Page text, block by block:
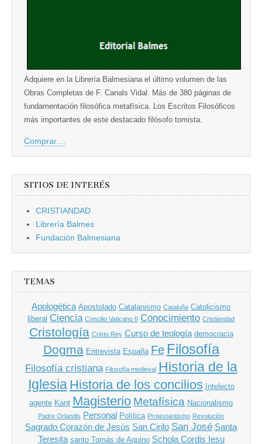
Adquiere en la Librería Balmesiana el último volumen de las
Obras Completas de F. Canals Vidal. Más de 380 páginas de
fundamentación filosófica metafísica. Los Escritos Filosóficos
más importantes de este destacado filósofo tomista.
Comprar....
SITIOS DE INTERÉS
CRISTIANDAD
Librería Balmes
Fundación Balmesiana
TEMAS
Apologética Apostolado Catalanismo Cataluña Catolicismo
liberal Ciencia Concilio Vaticano II Conocimiento Cristiandad
Cristología Cristo Rey Curso de teología democracia
Dogma Entrevista España Fe Filosofía
Filosofía cristiana Filosofía medieval Historia de la
Iglesia Historia de los concilios Intelecto
agente Kant Magisterio Metafísica Nacionalismo
Padre Orlandis Personal Política Protestantismo Revolución
Sagrado Corazón de Jesús San Cirilo San José Santa
Teresita santo Tomás de Aquino Schola Cordis Iesu